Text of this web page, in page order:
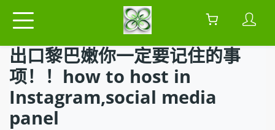
出口黎巴嫩你一定要记住的事
项！！how to host in
Instagram,social media
panel